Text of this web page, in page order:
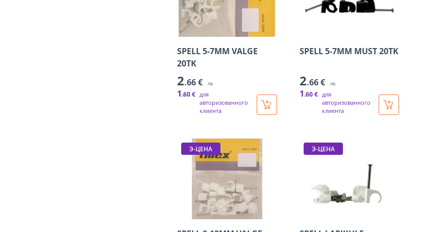
SPELL 5-7MM VALGE
20TK
2.66 € /tk
1.60 € для
авторизованного
клиента
SPELL 5-7MM MUST 20TK
2.66 € /tk
1.60 € для
авторизованного
клиента
Э-ЦЕНА Э-ЦЕНА